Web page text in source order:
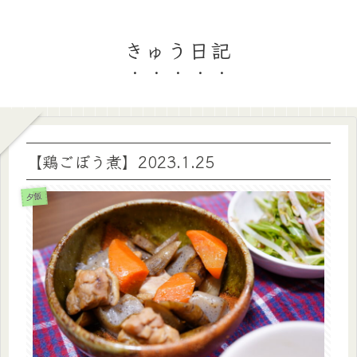
きゅう日記
【鶏ごぼう煮】2023.1.25
夕飯